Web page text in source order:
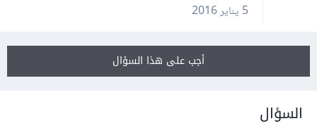
5 يناير 2016
أجب على هذا السؤال
السؤال